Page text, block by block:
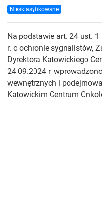
Niesklasyfikowane
Na podstawie art. 24 ust.
r. o ochronie sygnalistów,
Dyrektora Katowickiego
24.09.2024 r.
wewnętrznych i
Katowickim Centrum